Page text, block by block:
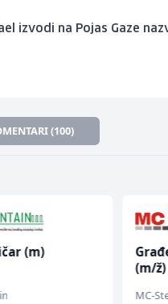
izvodi na Pojas Gaze
(100)
(m)
(m/ž)
MC-